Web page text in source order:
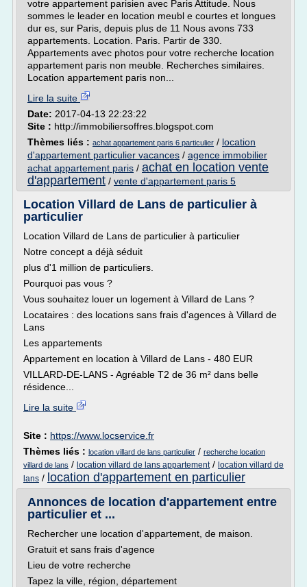
votre appartement parisien avec Paris Attitude. Nous
sommes le leader en location meubl e courtes et longues
dur es, sur Paris, depuis plus de 11 Nous avons 733
appartements. Location. Paris. Partir de 330.
Appartements avec photos pour votre recherche location
appartement paris non meuble. Recherches similaires.
Location appartement paris non...
Lire la suite
Date: 2017-04-13 22:23:22
Site : http://immobiliersoffres.blogspot.com
Thèmes liés : achat appartement paris 6 particulier / location
d'appartement particulier vacances / agence immobilier
achat appartement paris / achat en location vente
d'appartement / vente d'appartement paris 5
Location Villard de Lans de particulier à
particulier
Location Villard de Lans de particulier à particulier
Notre concept a déjà séduit
plus d'1 million de particuliers.
Pourquoi pas vous ?
Vous souhaitez louer un logement à Villard de Lans ?
Locataires : des locations sans frais d'agences à Villard de
Lans
Les appartements
Appartement en location à Villard de Lans - 480 EUR
VILLARD-DE-LANS - Agréable T2 de 36 m² dans belle
résidence...
Lire la suite
Site : https://www.locservice.fr
Thèmes liés : location villard de lans particulier / recherche location
villard de lans / location villard de lans appartement/ location villard de
lans / location d'appartement en particulier
Annonces de location d'appartement entre
particulier et ...
Rechercher une location d'appartement, de maison.
Gratuit et sans frais d'agence
Lieu de votre recherche
Tapez la ville, région, département